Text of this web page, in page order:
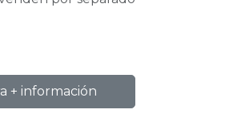
+ información